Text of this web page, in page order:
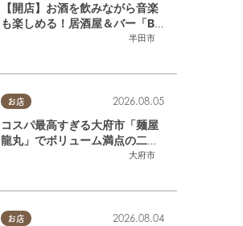
半田市
【開店】お酒を飲みながら音楽
も楽しめる！居酒屋＆バー「BL
OOMY（ブルーミー）」が7/3
お店
大府市
2026.08.05
コスパ最高すぎる大府市「麺屋
龍丸」でボリューム満点の二郎
系ラーメンを堪能してきた
お店 2026.08.04